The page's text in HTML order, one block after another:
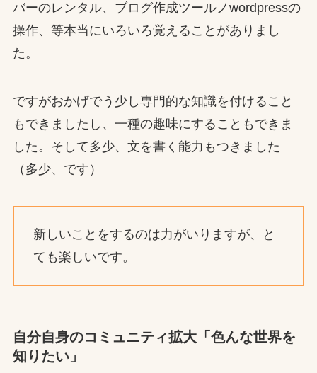
バーのレンタル、ブログ作成ツールノwordpressの
操作、等本当にいろいろ覚えることがありまし
た。
ですがおかげでう少し専門的な知識を付けること
もできましたし、一種の趣味にすることもできま
した。そして多少、文を書く能力もつきました
（多少、です）
新しいことをするのは力がいりますが、と
ても楽しいです。
自分自身のコミュニティ拡大「色んな世界を
知りたい」